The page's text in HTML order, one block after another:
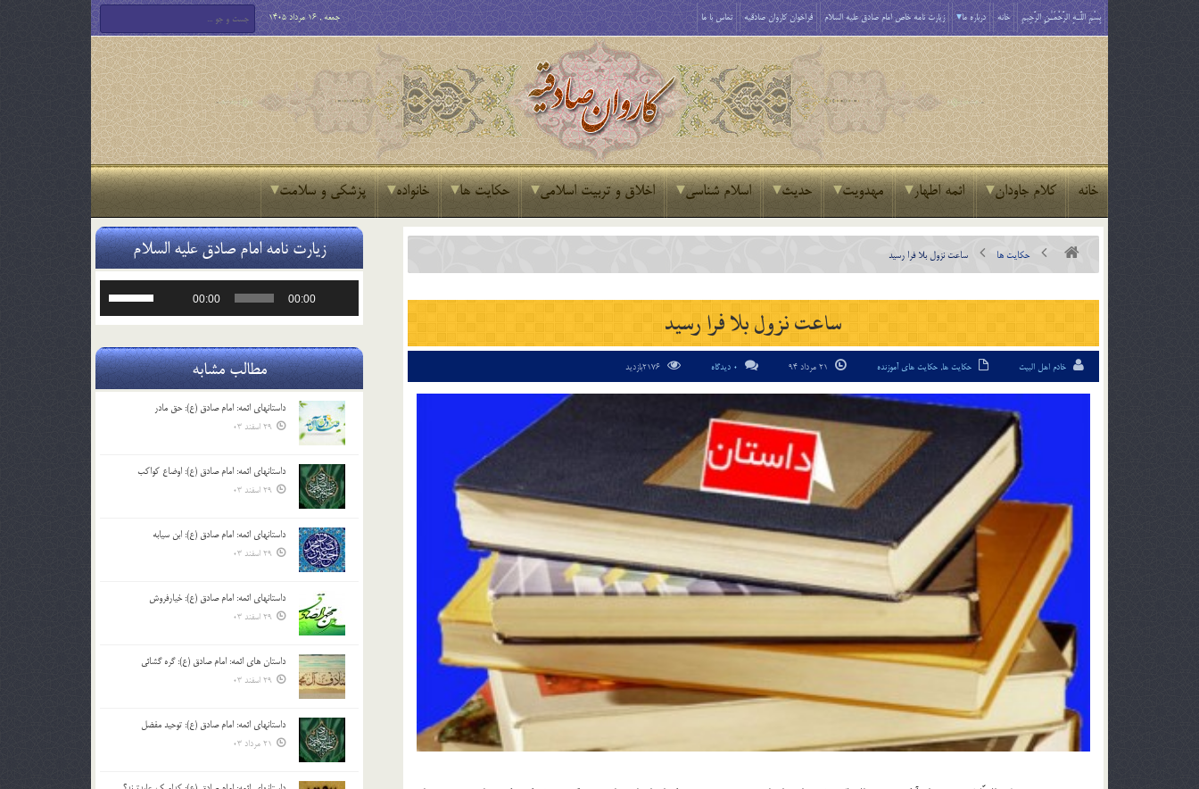
بِسْمِ اللَّـهِ الرَّحْمَـٰنِ الرَّحِيمِ خانه درباره ما زیارت نامه خاص امام صادق علیه السلام فراخوان کاروان صادقیه تماس با ما جمعه , 16 مرداد 1405
خانه کلام جاودان ائمه اطهار مهدویت حدیث اسلام شناسی اخلاق و تربیت اسلامی حکایت ها خانواده پزشکی و سلامت
حکایت ها ساعت نزول بلا فرا رسيد
ساعت نزول بلا فرا رسيد
خادم اهل البیت حکایت ها, حکایت های آموزنده 0 دیدگاه
زیارت نامه امام صادق علیه السلام
00:00
00:00
یا
صدا
کلیدهای
مطالب مشابه
داستانهای ائمه: امام صادق (ع): حق مادر
29 اسفند 03
داستانهای ائمه: امام صادق (ع): اوضاع کواکب
29 اسفند 03
داستانهای ائمه: امام صادق (ع): ابن سیابه
29 اسفند 03
داستانهای ائمه: امام صادق (ع): خیارفروش
29 اسفند 03
داستان های ائمه: امام صادق (ع): گره گشائی
29 اسفند 03
داستانهای ائمه: امام صادق (ع): توحید مفضل
21 مرداد 03